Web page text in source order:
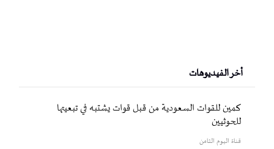
أخر الفيديوهات
كمين للقوات السعودية من قبل قوات يشتبه في تبعيتها
للحوثيين
قناة اليوم الثامن